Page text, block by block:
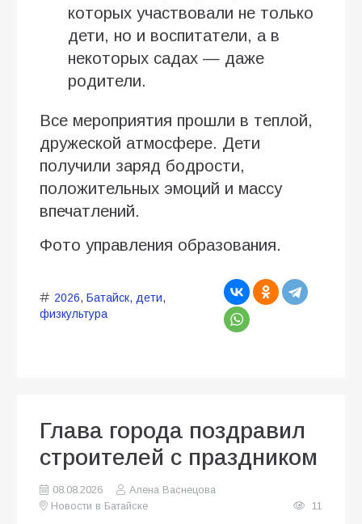
которых участвовали не только
дети, но и воспитатели, а в
некоторых садах — даже
родители.
Все мероприятия прошли в теплой,
дружеской атмосфере. Дети
получили заряд бодрости,
положительных эмоций и массу
впечатлений.
Фото управления образования.
2026, Батайск, дети,
физкультура
Глава города поздравил
строителей с праздником
08.08.2026
Алена Васнецова
Новости в Батайске
11